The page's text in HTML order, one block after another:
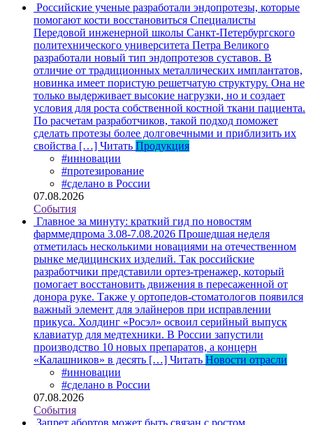
Российские ученые разработали эндопротезы, которые
помогают кости восстановиться Специалисты
Передовой инженерной школы Санкт-Петербургского
политехнического университета Петра Великого
разработали новый тип эндопротезов суставов. В
отличие от традиционных металлических имплантатов,
новинка имеет пористую решетчатую структуру. Она не
только выдерживает высокие нагрузки, но и создает
условия для роста собственной костной ткани пациента.
По расчетам разработчиков, такой подход поможет
сделать протезы более долговечными и приблизить их
свойства […] Читать Продукция
#инновации
#протезирование
#сделано в России
07.08.2026
События
Главное за минуту: краткий гид по новостям
фарммедпрома 3.08-7.08.2026 Прошедшая неделя
отметилась несколькими новациями на отечественном
рынке медицинских изделий. Так российские
разработчики представили ортез-тренажер, который
помогает восстановить движения в пересаженной от
донора руке. Также у ортопедов-стоматологов появился
важный элемент для элайнеров при исправлении
прикуса. Холдинг «Росэл» освоил серийный выпуск
клавиатур для медтехники. В России запустили
производство 10 новых препаратов, а концерн
«Калашников» в десять […] Читать Новости отрасли
#инновации
#сделано в России
07.08.2026
События
Запрет абортов может быть связан с ростом